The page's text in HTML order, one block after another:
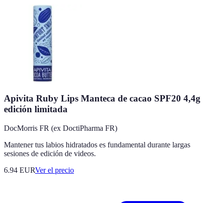
Apivita Ruby Lips Manteca de cacao SPF20 4,4g
edición limitada
DocMorris FR (ex DoctiPharma FR)
Mantener tus labios hidratados es fundamental durante largas
sesiones de edición de videos.
6.94 EURVer el precio